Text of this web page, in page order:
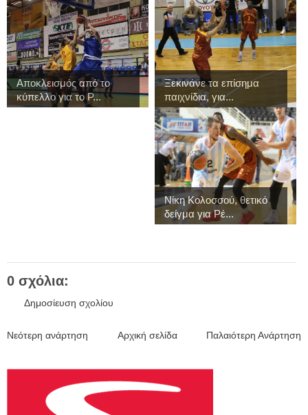
Αποκλεισμός από το
κύπελλο για το Ρ...
Ξεκινάνε τα επίσημα
παιχνίδια, για...
Νίκη Κολοσσού, θετικό
δείγμα για Ρέ...
0 σχόλια:
Δημοσίευση σχολίου
Νεότερη ανάρτηση Παλαιότερη Ανάρτηση
Αρχική σελίδα